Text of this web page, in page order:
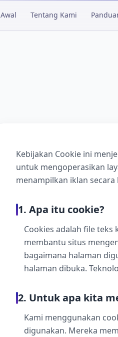
Awal Tentang Kami
Kebijakan Cookie ini
untuk mengoperasikan
menampilkan iklan
1. Apa itu cookie?
Cookies adalah file
membantu situs
bagaimana halaman
halaman dibuka.
2. Untuk apa kita
Kami menggunakan
digunakan. Mereka